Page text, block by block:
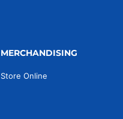
MERCHANDISING
Store Online